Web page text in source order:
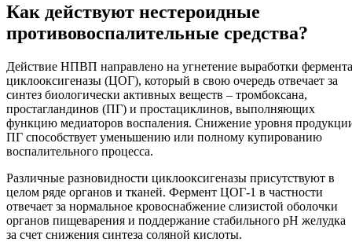
Как действуют нестероидные
противовоспалительные средства?
Действие НПВП направлено на угнетение выработки фермента
циклооксигеназы (ЦОГ), который в свою очередь отвечает за
синтез биологически активных веществ – тромбоксана,
простагландинов (ПГ) и простациклинов, выполняющих
функцию медиаторов воспаления. Снижение уровня
ПГ способствует уменьшению или полному купированию
воспалительного процесса.
Различные разновидности циклооксигеназы присутствуют в
целом ряде органов и тканей. Фермент ЦОГ-1 в частности
отвечает за нормальное кровоснабжение слизистой оболочки
органов пищеварения и поддержание стабильного рН желудка
за счет снижения синтеза соляной кислоты.